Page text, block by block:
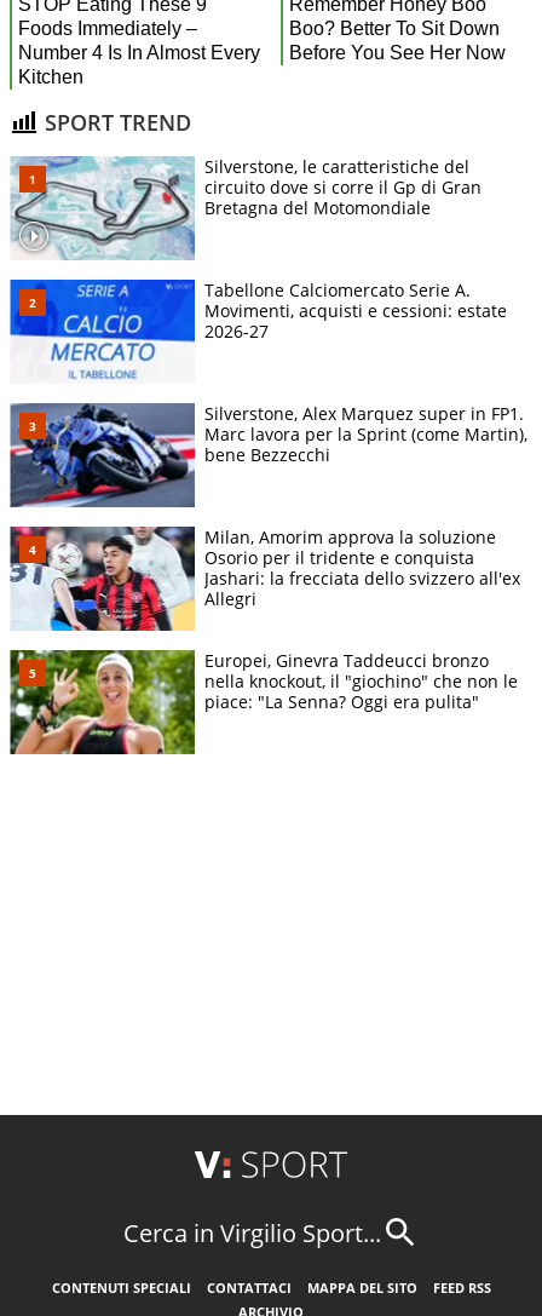
SPORT TREND
Silverstone, le caratteristiche del
circuito dove si corre il Gp di Gran
Bretagna del Motomondiale
Tabellone Calciomercato Serie A.
Movimenti, acquisti e cessioni: estate
2026-27
Silverstone, Alex Marquez super in FP1.
Marc lavora per la Sprint (come Martin),
bene Bezzecchi
Milan, Amorim approva la soluzione
Osorio per il tridente e conquista
Jashari: la frecciata dello svizzero all'ex
Allegri
Europei, Ginevra Taddeucci bronzo
nella knockout, il "giochino" che non le
piace: "La Senna? Oggi era pulita"
Cerca in Virgilio Sport...
CONTENUTI SPECIALI CONTATTACI MAPPA DEL SITO
FEED RSS
ARCHIVIO